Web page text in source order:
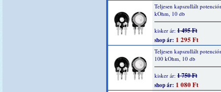
Teljesen kapszullált
kOhm, 10 db
kisker ár: 1 495 Ft
shop ár: 1 295 Ft
Teljesen kapszullált
100 kOhm, 10 db
kisker ár: 1 750 Ft
shop ár: 1 080 Ft